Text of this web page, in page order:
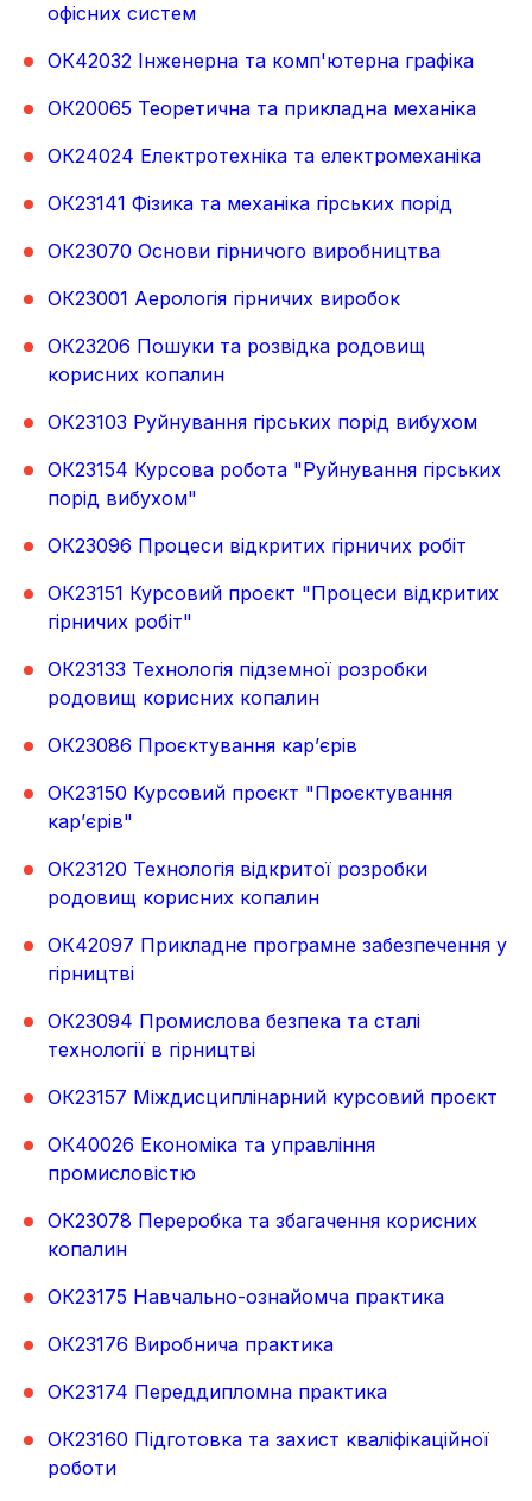
офісних систем
ОК42032 Інженерна та комп'ютерна графіка
ОК20065 Теоретична та прикладна механіка
ОК24024 Електротехніка та електромеханіка
ОК23141 Фізика та механіка гірських порід
ОК23070 Основи гірничого виробництва
ОК23001 Аерологія гірничих виробок
ОК23206 Пошуки та розвідка родовищ
корисних копалин
ОК23103 Руйнування гірських порід вибухом
ОК23154 Курсова робота "Руйнування гірських
порід вибухом"
ОК23096 Процеси відкритих гірничих робіт
ОК23151 Курсовий проєкт "Процеси відкритих
гірничих робіт"
ОК23133 Технологія підземної розробки
родовищ корисних копалин
ОК23086 Проєктування кар’єрів
ОК23150 Курсовий проєкт "Проєктування
кар’єрів"
ОК23120 Технологія відкритої розробки
родовищ корисних копалин
ОК42097 Прикладне програмне забезпечення у
гірництві
ОК23094 Промислова безпека та сталі
технології в гірництві
ОК23157 Міждисциплінарний курсовий проєкт
ОК40026 Економіка та управління
промисловістю
ОК23078 Переробка та збагачення корисних
копалин
ОК23175 Навчально-ознайомча практика
ОК23176 Виробнича практика
ОК23174 Переддипломна практика
ОК23160 Підготовка та захист кваліфікаційної
роботи